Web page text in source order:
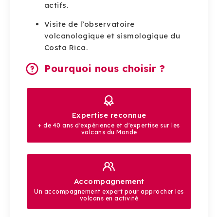
actifs.
Visite de l’observatoire
volcanologique et sismologique du
Costa Rica.
Pourquoi nous choisir ?
Expertise reconnue
+ de 40 ans d'expérience et d'expertise sur les
volcans du Monde
Accompagnement
Un accompagnement expert pour approcher les
volcans en activité